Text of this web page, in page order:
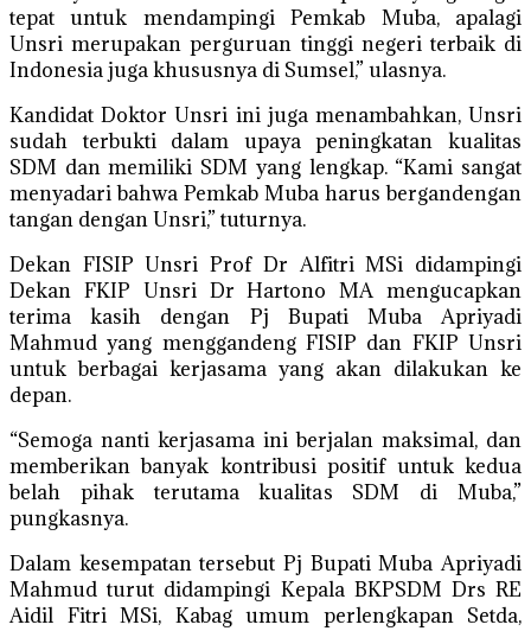
tepat untuk mendampingi Pemkab Muba, apalagi
Unsri merupakan perguruan tinggi negeri terbaik di
Indonesia juga khususnya di Sumsel,” ulasnya.
Kandidat Doktor Unsri ini juga menambahkan, Unsri
sudah terbukti dalam upaya peningkatan kualitas
SDM dan memiliki SDM yang lengkap. “Kami sangat
menyadari bahwa Pemkab Muba harus bergandengan
tangan dengan Unsri,” tuturnya.
Dekan FISIP Unsri Prof Dr Alfitri MSi didampingi
Dekan FKIP Unsri Dr Hartono MA mengucapkan
terima kasih dengan Pj Bupati Muba Apriyadi
Mahmud yang menggandeng FISIP dan FKIP Unsri
untuk berbagai kerjasama yang akan dilakukan ke
depan.
“Semoga nanti kerjasama ini berjalan maksimal, dan
memberikan banyak kontribusi positif untuk kedua
belah pihak terutama kualitas SDM di Muba,”
pungkasnya.
Dalam kesempatan tersebut Pj Bupati Muba Apriyadi
Mahmud turut didampingi Kepala BKPSDM Drs RE
Aidil Fitri MSi, Kabag umum perlengkapan Setda,